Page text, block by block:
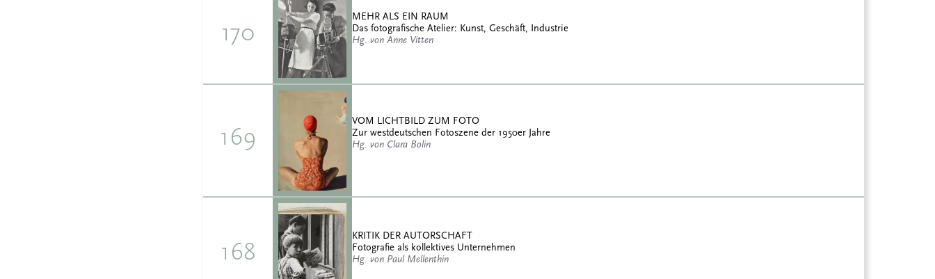
170
MEHR ALS EIN RAUM
Das fotografische Atelier: Kunst, Geschäft, Industrie
Hg. von Anne Vitten
169
VOM LICHTBILD ZUM FOTO
Zur westdeutschen Fotoszene der 1950er Jahre
Hg. von Clara Bolin
168
KRITIK DER AUTORSCHAFT
Fotografie als kollektives Unternehmen
Hg. von Paul Mellenthin